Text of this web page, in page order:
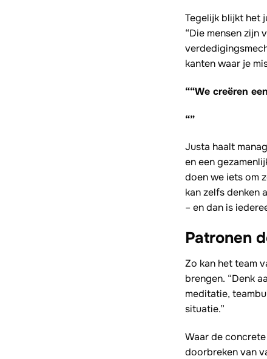
Tegelijk blijkt het
“Die mensen zijn
kanten waar je
““We creëren
“”
Justa haalt
en een
doen we iets om
kan zelfs denken
– en dan is
Patronen
Zo kan het team
brengen. “Denk
meditatie,
situatie.”
Waar de
doorbreken van